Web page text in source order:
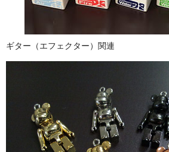
ギター（エフェクター）関連